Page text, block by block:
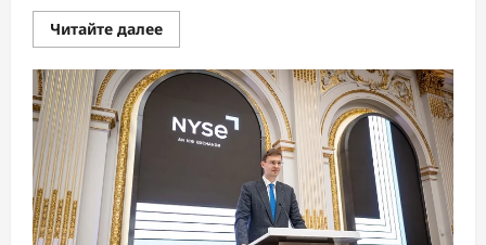
Читайте далееПрочитать
больше
Инвестирование
в
российские
золотые
монеты:
подробное
руководство